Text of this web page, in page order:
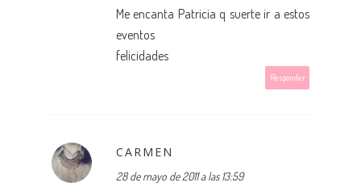
Me encanta Patricia q suerte ir a estos
eventos
felicidades
Responder
CARMEN
28 de mayo de 2011 a las 13:59